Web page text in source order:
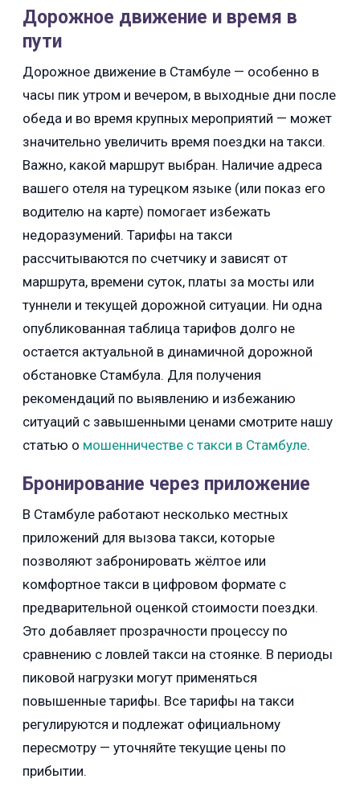
Дорожное движение и время в
пути
Дорожное движение в Стамбуле — особенно в
часы пик утром и вечером, в выходные дни после
обеда и во время крупных мероприятий — может
значительно увеличить время поездки на такси.
Важно, какой маршрут выбран. Наличие адреса
вашего отеля на турецком языке (или показ его
водителю на карте) помогает избежать
недоразумений. Тарифы на такси
рассчитываются по счетчику и зависят от
маршрута, времени суток, платы за мосты или
туннели и текущей дорожной ситуации. Ни одна
опубликованная таблица тарифов долго не
остается актуальной в динамичной дорожной
обстановке Стамбула. Для получения
рекомендаций по выявлению и избежанию
ситуаций с завышенными ценами смотрите нашу
статью о мошенничестве с такси в Стамбуле.
Бронирование через приложение
В Стамбуле работают несколько местных
приложений для вызова такси, которые
позволяют забронировать жёлтое или
комфортное такси в цифровом формате с
предварительной оценкой стоимости поездки.
Это добавляет прозрачности процессу по
сравнению с ловлей такси на стоянке. В периоды
пиковой нагрузки могут применяться
повышенные тарифы. Все тарифы на такси
регулируются и подлежат официальному
пересмотру — уточняйте текущие цены по
прибытии.